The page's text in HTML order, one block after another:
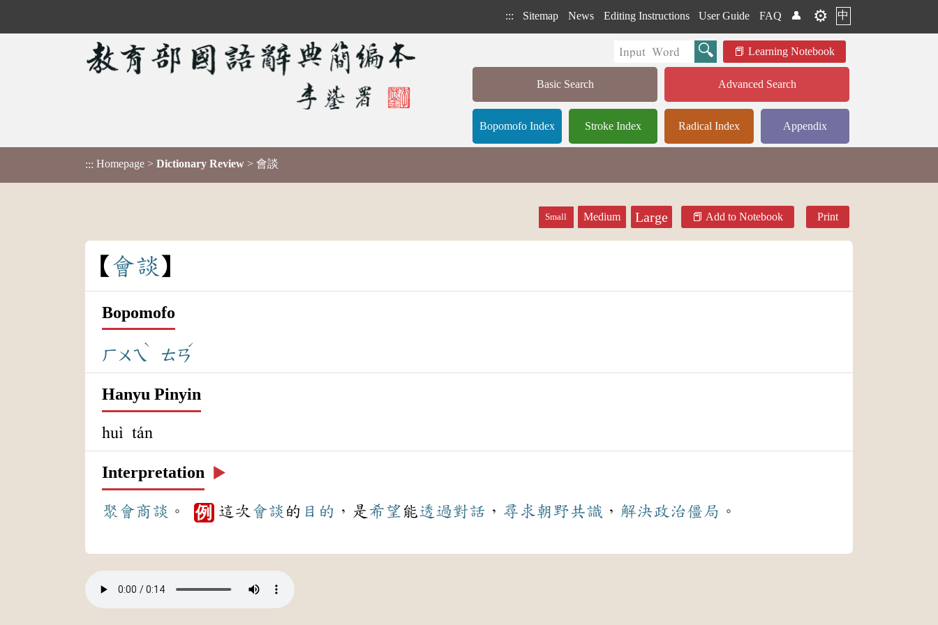
::: Sitemap News Editing Instructions User Guide FAQ 👤 ⚙️ 中
Learning Notebook
Basic Search Advanced Search
Bopomofo Index Stroke Index Radical Index Appendix
::: Homepage > Dictionary Review > 會談
Small Medium Large Add to Notebook Print
會談
Bopomofo
ㄏㄨㄟ
ˋ
ㄊㄢ
ˊ
Hanyu Pinyin
huì tán
Interpretation ▶️
聚會商談 。 例 這次 會談 的 目的 ，是 希望 能透過對話 ， 尋求朝野共識 ， 解決政治僵局 。